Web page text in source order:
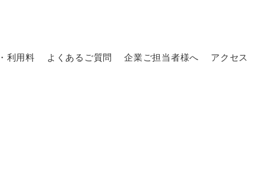
利用料 よくあるご質問 企業ご担当者様へ アクセス